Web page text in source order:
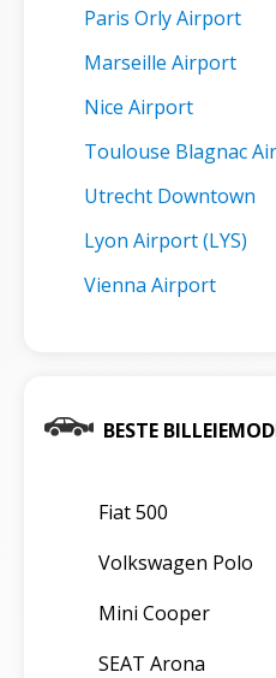
Paris Orly Airport
Marseille Airport
Nice Airport
Toulouse Blagnac
Utrecht Downtown
Lyon Airport (LYS)
Vienna Airport
BESTE
Fiat 500
Volkswagen Polo
Mini Cooper
SEAT Arona